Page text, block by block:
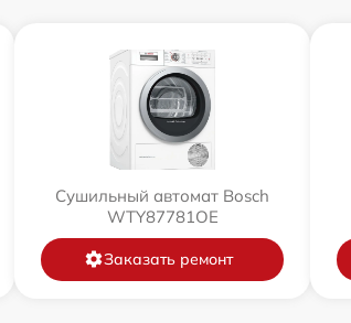
Сушильный автомат Bosch
WTY87781OE
Заказать ремонт